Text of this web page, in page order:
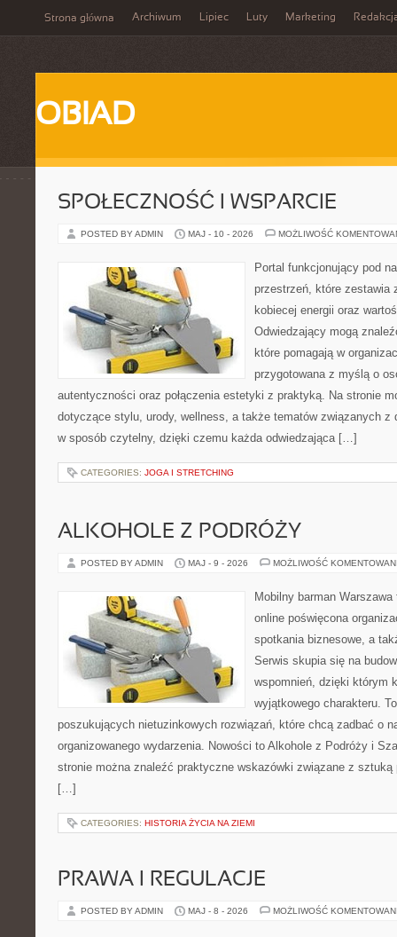
Strona główna Archiwum Lipiec Luty Marketing
OBIAD
SPOŁECZNOŚĆ I WSPARCIE
POSTED BY ADMIN MAJ - 10 - 2026 MOŻLIWOŚĆ
Portal funkcjonujący pod
przestrzeń, które zestawia
kobiecej energii oraz
Odwiedzający mogą
które pomagają w
przygotowana z myślą o
autentyczności oraz połączenia estetyki z praktyką. Na stronie
dotyczące stylu, urody, wellness, a także tematów związanych z
w sposób czytelny, dzięki czemu każda odwiedzająca […]
CATEGORIES: JOGA I STRETCHING
ALKOHOLE Z PODRÓŻY
POSTED BY ADMIN MAJ - 9 - 2026 MOŻLIWOŚĆ
Mobilny barman
online poświęcona
spotkania biznesowe, a
Serwis skupia się na
wspomnień, dzięki którym
wyjątkowego charakteru.
poszukujących nietuzinkowych rozwiązań, które chcą zadbać o
organizowanego wydarzenia. Nowości to Alkohole z Podróży i
stronie można znaleźć praktyczne wskazówki związane z sztuką
[…]
CATEGORIES: HISTORIA ŻYCIA NA ZIEMI
PRAWA I REGULACJE
POSTED BY ADMIN MAJ - 8 - 2026 MOŻLIWOŚĆ